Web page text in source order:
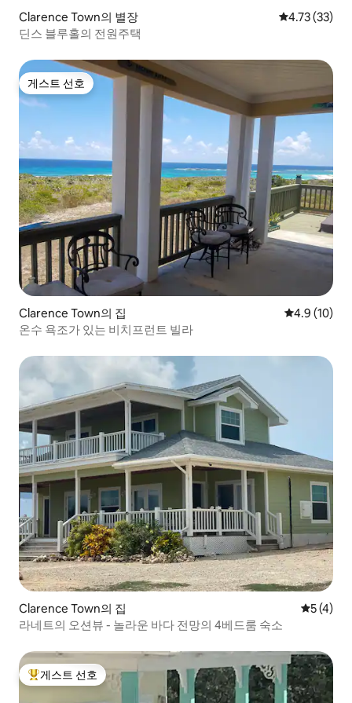
Clarence Town의 별장 평점 4.73점
4.73 (33)
딘스 블루홀의 전원주택
게스트 선호
게스트 선호
Clarence Town의 집 평점 4.9점(5
4.9 (10)
온수 욕조가 있는 비치프런트 빌라
Clarence Town의 집 평점 5점
5 (4)
라네트의 오션뷰 - 놀라운 바다 전망의 4베드룸 숙소
상위 게스트 선호
게스트 선호